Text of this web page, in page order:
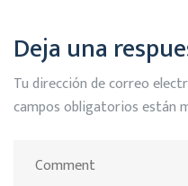
Deja una
Tu dirección de correo
campos obligatorios están